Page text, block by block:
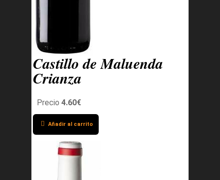
Castillo de Maluenda
Crianza
Precio4.60€
Añadir al carrito